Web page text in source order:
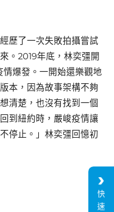
歷了一次失敗拍攝嘗試
。2019年底，林奕彊開
爆發。一開始還樂觀地
本，因為故事架構不夠
清楚，也沒有找到一個
到紐約時，嚴峻疫情讓
停止。」林奕彊回憶初
快
速